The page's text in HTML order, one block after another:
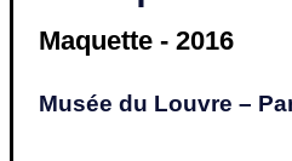
Maquette - 2016
Musée du Louvre –